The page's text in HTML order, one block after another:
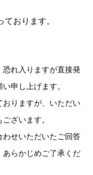
おります。
れ入りますが直接発
申し上げます。
おりますが、いただい
ざいます。
せいただいたご回答
あらかじめご了承くだ